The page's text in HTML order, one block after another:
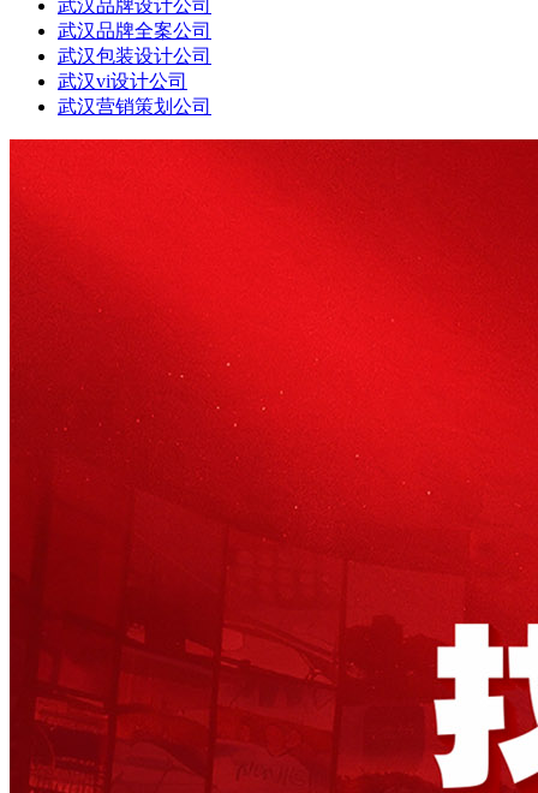
武汉品牌设计公司
武汉品牌全案公司
武汉包装设计公司
武汉vi设计公司
武汉营销策划公司